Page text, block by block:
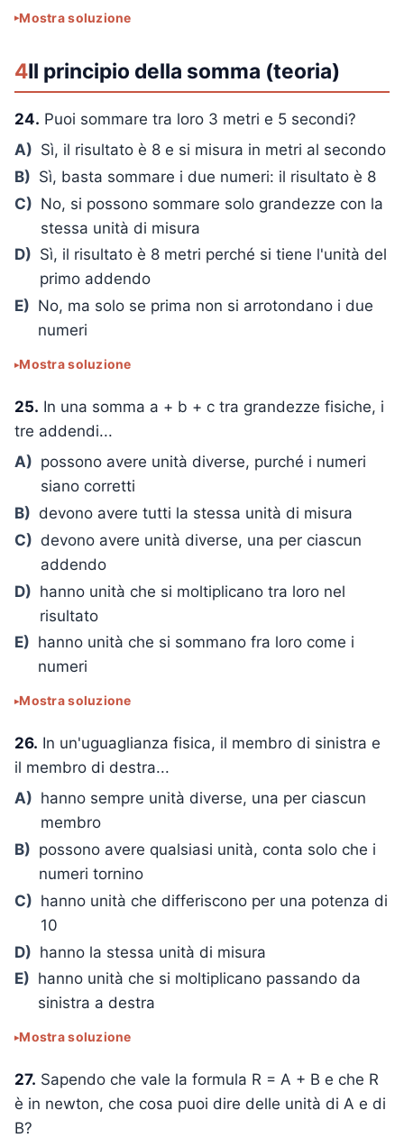
Mostra soluzione
4Il principio della somma (teoria)
24. Puoi sommare tra loro 3 metri e 5 secondi?
A) Sì, il risultato è 8 e si misura in metri al secondo
B) Sì, basta sommare i due numeri: il risultato è 8
C) No, si possono sommare solo grandezze con la
stessa unità di misura
D) Sì, il risultato è 8 metri perché si tiene l'unità del
primo addendo
E) No, ma solo se prima non si arrotondano i due
numeri
Mostra soluzione
25. In una somma a + b + c tra grandezze fisiche, i
tre addendi...
A) possono avere unità diverse, purché i numeri
siano corretti
B) devono avere tutti la stessa unità di misura
C) devono avere unità diverse, una per ciascun
addendo
D) hanno unità che si moltiplicano tra loro nel
risultato
E) hanno unità che si sommano fra loro come i
numeri
Mostra soluzione
26. In un'uguaglianza fisica, il membro di sinistra e
il membro di destra...
A) hanno sempre unità diverse, una per ciascun
membro
B) possono avere qualsiasi unità, conta solo che i
numeri tornino
C) hanno unità che differiscono per una potenza di
10
D) hanno la stessa unità di misura
E) hanno unità che si moltiplicano passando da
sinistra a destra
Mostra soluzione
27. Sapendo che vale la formula R = A + B e che R
è in newton, che cosa puoi dire delle unità di A e di
B?